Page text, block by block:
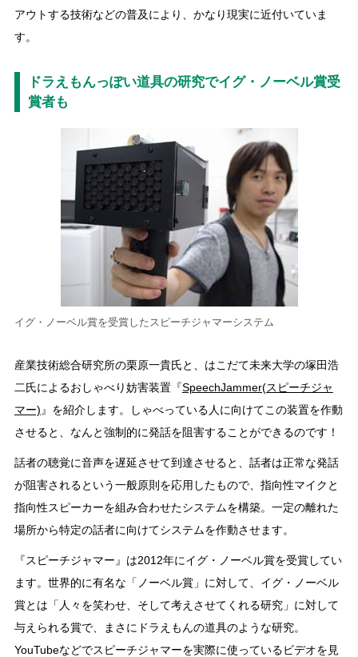
アウトする技術などの普及により、かなり現実に近付いていま
す。
ドラえもんっぽい道具の研究でイグ・ノーベル賞受
賞者も
イグ・ノーベル賞を受賞したスピーチジャマーシステム
産業技術総合研究所の栗原一貴氏と、はこだて未来大学の塚田浩
二氏によるおしゃべり妨害装置『SpeechJammer(スピーチジャ
マー) 』を紹介します。しゃべっている人に向けてこの装置を作動
させると、なんと強制的に発話を阻害することができるのです！
話者の聴覚に音声を遅延させて到達させると、話者は正常な発話
が阻害されるという一般原則を応用したもので、指向性マイクと
指向性スピーカーを組み合わせたシステムを構築。一定の離れた
場所から特定の話者に向けてシステムを作動させます。
『スピーチジャマー』は2012年にイグ・ノーベル賞を受賞してい
ます。世界的に有名な「ノーベル賞」に対して、イグ・ノーベル
賞とは「人々を笑わせ、そして考えさせてくれる研究」に対して
与えられる賞で、まさにドラえもんの道具のような研究。
YouTubeなどでスピーチジャマーを実際に使っているビデオを見